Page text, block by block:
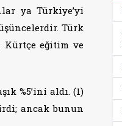
ya Türkiye’yi
Türk
Kürtçe eğitim ve
%5’ini aldı. (1)
ancak bunun